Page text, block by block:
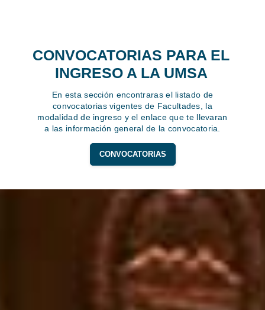
CONVOCATORIAS PARA EL
INGRESO A LA UMSA
En esta sección encontraras el listado de
convocatorias vigentes de Facultades, la
modalidad de ingreso y el enlace que te llevaran
a las información general de la convocatoria.
CONVOCATORIAS